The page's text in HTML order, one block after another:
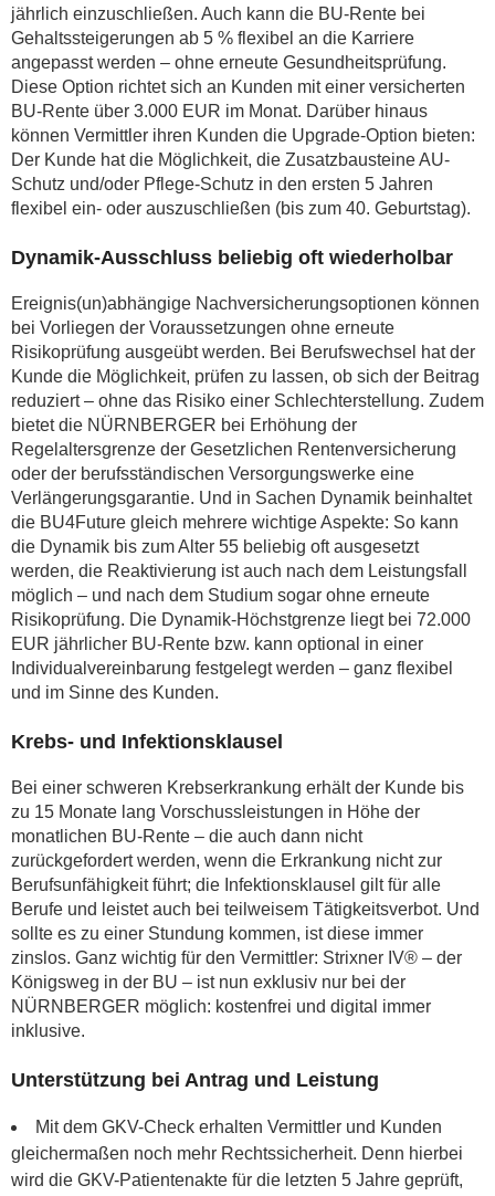
jährlich einzuschließen. Auch kann die BU-Rente bei
Gehaltssteigerungen ab 5 % flexibel an die Karriere
angepasst werden – ohne erneute Gesundheitsprüfung.
Diese Option richtet sich an Kunden mit einer versicherten
BU-Rente über 3.000 EUR im Monat. Darüber hinaus
können Vermittler ihren Kunden die Upgrade-Option bieten:
Der Kunde hat die Möglichkeit, die Zusatzbausteine AU-
Schutz und/oder Pflege-Schutz in den ersten 5 Jahren
flexibel ein- oder auszuschließen (bis zum 40. Geburtstag).
Dynamik-Ausschluss beliebig oft wiederholbar
Ereignis(un)abhängige Nachversicherungsoptionen können
bei Vorliegen der Voraussetzungen ohne erneute
Risikoprüfung ausgeübt werden. Bei Berufswechsel hat der
Kunde die Möglichkeit, prüfen zu lassen, ob sich der Beitrag
reduziert – ohne das Risiko einer Schlechterstellung. Zudem
bietet die NÜRNBERGER bei Erhöhung der
Regelaltersgrenze der Gesetzlichen Rentenversicherung
oder der berufsständischen Versorgungswerke eine
Verlängerungsgarantie. Und in Sachen Dynamik beinhaltet
die BU4Future gleich mehrere wichtige Aspekte: So kann
die Dynamik bis zum Alter 55 beliebig oft ausgesetzt
werden, die Reaktivierung ist auch nach dem Leistungsfall
möglich – und nach dem Studium sogar ohne erneute
Risikoprüfung. Die Dynamik-Höchstgrenze liegt bei 72.000
EUR jährlicher BU-Rente bzw. kann optional in einer
Individualvereinbarung festgelegt werden – ganz flexibel
und im Sinne des Kunden.
Krebs- und Infektionsklausel
Bei einer schweren Krebserkrankung erhält der Kunde bis
zu 15 Monate lang Vorschussleistungen in Höhe der
monatlichen BU-Rente – die auch dann nicht
zurückgefordert werden, wenn die Erkrankung nicht zur
Berufsunfähigkeit führt; die Infektionsklausel gilt für alle
Berufe und leistet auch bei teilweisem Tätigkeitsverbot. Und
sollte es zu einer Stundung kommen, ist diese immer
zinslos. Ganz wichtig für den Vermittler: Strixner IV® – der
Königsweg in der BU – ist nun exklusiv nur bei der
NÜRNBERGER möglich: kostenfrei und digital immer
inklusive.
Unterstützung bei Antrag und Leistung
Mit dem GKV-Check erhalten Vermittler und Kunden
gleichermaßen noch mehr Rechtssicherheit. Denn hierbei
wird die GKV-Patientenakte für die letzten 5 Jahre geprüft,